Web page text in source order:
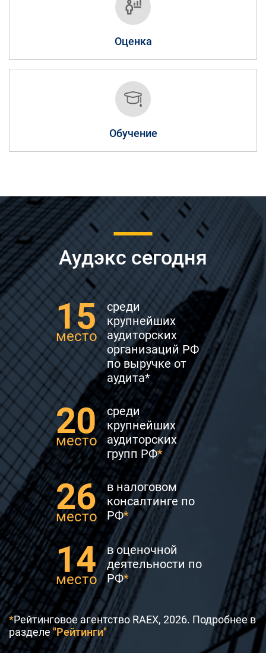
Оценка
Обучение
Аудэкс сегодня
15
место
среди
крупнейших
аудиторских
организаций РФ
по выручке от
аудита*
20
место
среди
крупнейших
аудиторских
групп РФ*
26
место
в налоговом
консалтинге по
РФ*
14
место
в оценочной
деятельности по
РФ*
*Рейтинговое агентство RAEX, 2026. Подробнее в
разделе"Рейтинги"